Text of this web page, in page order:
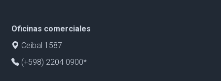
Oficinas comerciales
Ceibal 1587
(+598) 2204 0900*